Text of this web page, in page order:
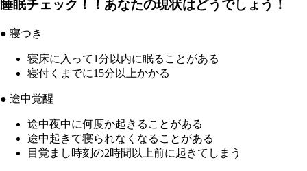
睡眠チェック！！あなたの現状はどうでしょう！
● 寝つき
寝床に入って1分以内に眠ることがある
寝付くまでに15分以上かかる
● 途中覚醒
途中夜中に何度か起きることがある
途中起きて寝られなくなることがある
目覚まし時刻の2時間以上前に起きてしまう